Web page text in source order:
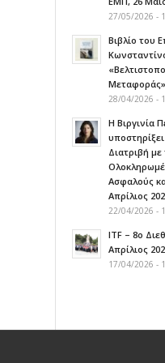
27/05/2026 -
Βιβλίο του
28/04/2026 -
Η Βιργινία
Διατριβή
Ασφαλούς
Aπρίλιος
22/04/2026 -
ITF – 8ο
Απρίλιος
17/04/2026 -